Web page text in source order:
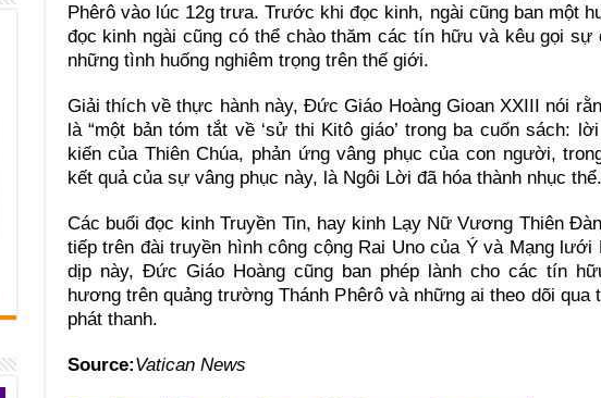
Phêrô vào lúc 12g trưa. Trước khi đọc kinh, ngài cũng ban một
đọc kinh ngài cũng có thể chào thăm các tín hữu và kêu gọi sự
những tình huống nghiêm trọng trên thế giới.
Giải thích về thực hành này, Đức Giáo Hoàng Gioan XXIII nói
là “một bản tóm tắt về ‘sử thi Kitô giáo’ trong ba cuốn sách:
kiến của Thiên Chúa, phản ứng vâng phục của con người,
kết quả của sự vâng phục này, là Ngôi Lời đã hóa thành nhục
Các buổi đọc kinh Truyền Tin, hay kinh Lạy Nữ Vương Thiên
tiếp trên đài truyền hình công cộng Rai Uno của Ý và Mạng lưới
dịp này, Đức Giáo Hoàng cũng ban phép lành cho các tín
hương trên quảng trường Thánh Phêrô và những ai theo dõi qua
phát thanh.
Source:Vatican News